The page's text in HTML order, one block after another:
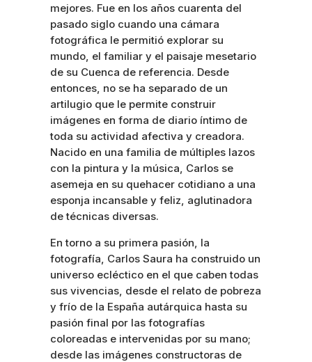
mejores. Fue en los años cuarenta del
pasado siglo cuando una cámara
fotográfica le permitió explorar su
mundo, el familiar y el paisaje mesetario
de su Cuenca de referencia. Desde
entonces, no se ha separado de un
artilugio que le permite construir
imágenes en forma de diario íntimo de
toda su actividad afectiva y creadora.
Nacido en una familia de múltiples lazos
con la pintura y la música, Carlos se
asemeja en su quehacer cotidiano a una
esponja incansable y feliz, aglutinadora
de técnicas diversas.
En torno a su primera pasión, la
fotografía, Carlos Saura ha construido un
universo ecléctico en el que caben todas
sus vivencias, desde el relato de pobreza
y frío de la España autárquica hasta su
pasión final por las fotografías
coloreadas e intervenidas por su mano;
desde las imágenes constructoras de